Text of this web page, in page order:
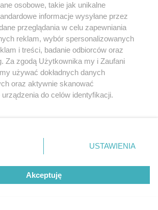
osobowe, takie jak unikalne
informacje wysyłane przez
przeglądania w celu zapewniania
reklam, wybór spersonalizowanych
i treści, badanie odbiorców oraz
Za zgodą Użytkownika my i Zaufani
używać dokładnych danych
oraz aktywnie skanować
do celów identyfikacji.
klikając przycisk ustawień prywatności
lewym dolnym rogu strony
danych nie wymagają zgody
masz prawo sprzeciwić się takiemu
będą miały zastosowanie tylko
USTAWIENIA
Akceptuję